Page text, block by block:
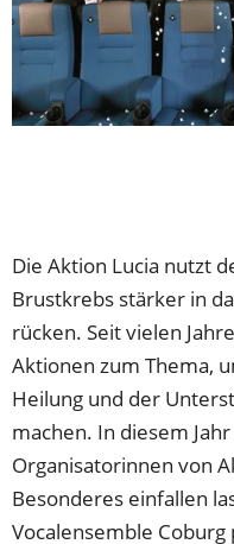
Die Aktion Lucia nutzt
Brustkrebs stärker in
rücken. Seit vielen
Aktionen zum Thema,
Heilung und der
machen. In diesem
Organisatorinnen von
Besonderes einfallen
Vocalensemble